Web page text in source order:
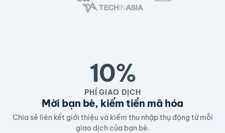
10%
PHÍ GIAO DỊCH
Mời bạn bè, kiếm tiền mã hóa
Chia sẻ liên kết giới thiệu và kiếm thu nhập thụ động từ mỗi
giao dịch của bạn bè.